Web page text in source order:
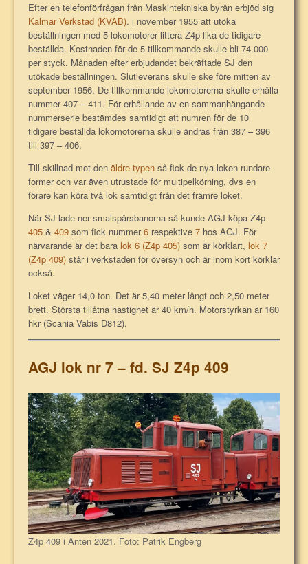
Efter en telefonförfrågan från Maskintekniska byrån erbjöd sig
Kalmar Verkstad (KVAB). i november 1955 att utöka
beställningen med 5 lokomotorer littera Z4p lika de tidigare
beställda. Kostnaden för de 5 tillkommande skulle bli 74.000
per styck. Månaden efter erbjudandet bekräftade SJ den
utökade beställningen. Slutleverans skulle ske före mitten av
september 1956. De tillkommande lokomotorerna skulle erhålla
nummer 407 – 411. För erhållande av en sammanhängande
nummerserie bestämdes samtidigt att numren för de 10
tidigare beställda lokomotorerna skulle ändras från 387 – 396
till 397 – 406.
Till skillnad mot den äldre typen så fick de nya loken rundare
former och var även utrustade för multipelkörning, dvs en
förare kan köra två lok samtidigt från det främre loket.
När SJ lade ner smalspårsbanorna så kunde AGJ köpa Z4p
405 & 409 som fick nummer6 respektive 7 hos AGJ. För
närvarande är det bara lok 6 (Z4p 405) som är körklart, lok 7
(Z4p 409) står i verkstaden för översyn och är inom kort körklar
också.
Loket väger 14,0 ton. Det är 5,40 meter långt och 2,50 meter
brett. Största tillåtna hastighet är 40 km/h. Motorstyrkan är 160
hkr (Scania Vabis D812).
AGJ lok nr 7 – fd. SJ Z4p 409
Z4p 409 i Anten 2021. Foto: Patrik Engberg